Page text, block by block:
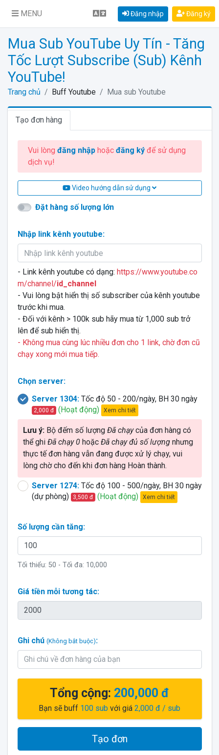
MENU Đăng nhập Đăng ký
Mua Sub YouTube Uy Tín - Tăng
Tốc Lượt Subscribe (Sub) Kênh
YouTube!
Trang chủ Buff Youtube Mua sub Youtube
Tạo đơn hàng
Vui lòng đăng nhậphoặc đăng kýđể sử dụng
dịch vụ!
Video hướng dẫn sử dụng
Đặt hàng số lượng lớn
Nhập link kênh youtube:
- Link kênh youtube có dạng: https://www.youtube.co
m/channel/id_channel
- Vui lòng bật hiển thị số subscriber của kênh youtube
trước khi mua.
- Đối với kênh > 100k sub hãy mua từ 1,000 sub trở
lên để sub hiển thị.
- Không mua cùng lúc nhiều đơn cho 1 link, chờ đơn cũ
chạy xong mới mua tiếp.
Chọn server:
Server 1304:Tốc độ 50 - 200/ngày, BH 30 ngày
2,000 đ (Hoạt động) Xem chi tiết
Lưu ý: Bộ đếm số lượng Đã chạycủa đơn hàng có
thể ghi Đã chạy 0hoặc Đã chạy đủ số lượng nhưng
thực tế đơn hàng vẫn đang được xử lý chạy, vui
lòng chờ cho đến khi đơn hàng Hoàn thành.
Server 1274:Tốc độ 100 - 500/ngày, BH 30 ngày
(dự phòng)
3,500 đ (Hoạt động) Xem chi tiết
Số lượng cần tăng:
Tối thiểu: 50 - Tối đa: 10,000
Giá tiền mỗi tương tác:
Ghi chú (Không bắt buộc):
Tổng cộng: 200,000 đ
Bạn sẽ buff 100 sub với giá 2,000 đ / sub
Tạo đơn